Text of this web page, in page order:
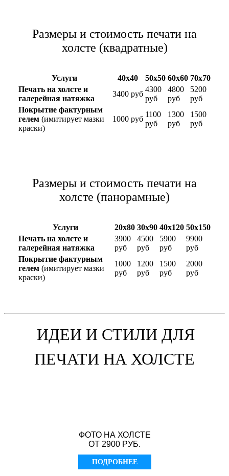
Размеры и стоимость печати на
холсте (квадратные)
Услуги 40х40 50х50 60х60 70х70
Печать на холсте и
галерейная натяжка
3400 руб
4300
руб
4800
руб
5200
руб
Покрытие фактурным
гелем (имитирует мазки
краски)
1000 руб
1100
руб
1300
руб
1500
руб
Размеры и стоимость печати на
холсте (панорамные)
Услуги 20х80 30х90 40х120 50х150
Печать на холсте и
галерейная натяжка
3900
руб
4500
руб
5900
руб
9900
руб
Покрытие фактурным
гелем (имитирует мазки
краски)
1000
руб
1200
руб
1500
руб
2000
руб
ИДЕИ И СТИЛИ ДЛЯ
ПЕЧАТИ НА ХОЛСТЕ
ФОТО НА ХОЛСТЕ
ОТ 2900 РУБ.
ПОДРОБНЕЕ